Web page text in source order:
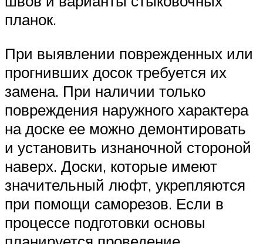
планок.
При выявлении поврежденных или
прогнивших досок требуется их
замена. При наличии только
повреждения наружного характера
на доске ее можно демонтировать
и установить изнаночной стороной
наверх. Доски, которые имеют
значительный люфт, укрепляются
при помощи саморезов. Если в
процессе подготовки основы